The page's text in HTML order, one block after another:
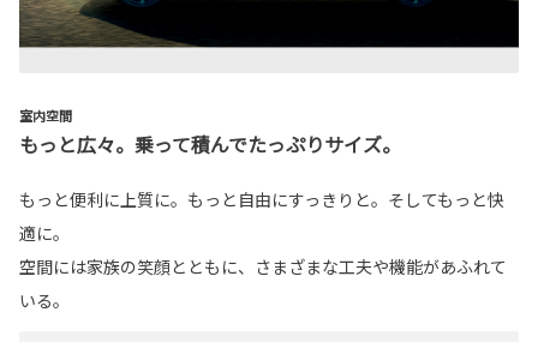
室内空間
もっと広々。乗って積んでたっぷりサイズ。
もっと便利に上質に。もっと自由にすっきりと。そしてもっと快
適に。
空間には家族の笑顔とともに、さまざまな工夫や機能があふれて
いる。